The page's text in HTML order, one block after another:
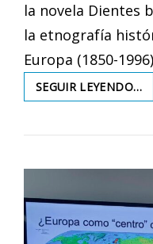
la novela Dientes
la etnografía
Europa (1850-
SEGUIR LEYENDO…
A
–